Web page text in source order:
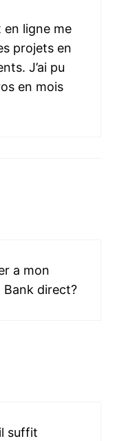
en ligne me
projets en
J’ai pu
en mois
a mon
Bank direct?
suffit